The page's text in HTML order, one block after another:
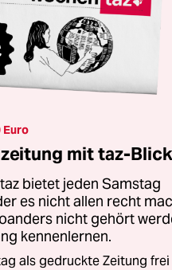
Euro
mit taz-Blick
bietet jeden Samstag
es nicht allen recht
nicht gehört
kennenlernen.
als gedruckte Zeitung frei